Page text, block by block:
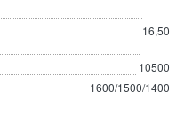
16,50
10500
1600/1500/1400